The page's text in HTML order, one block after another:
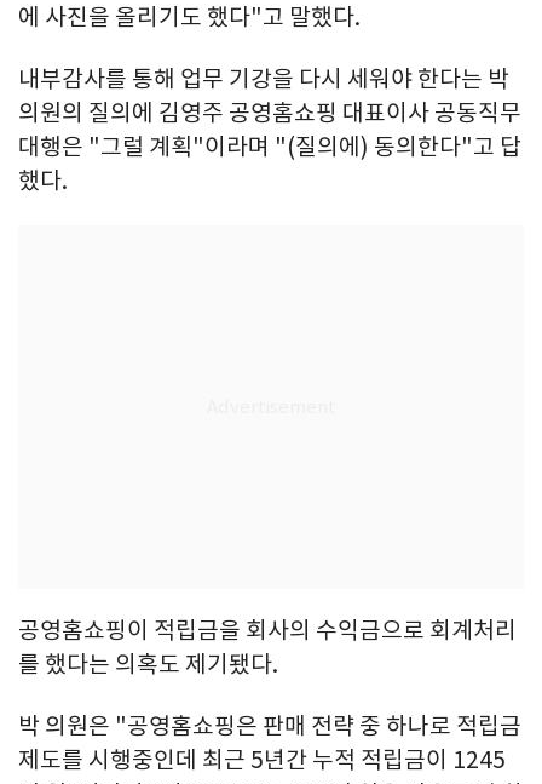
에 사진을 올리기도 했다"고 말했다.
내부감사를 통해 업무 기강을 다시 세워야 한다는 박
의원의 질의에 김영주 공영홈쇼핑 대표이사 공동직무
대행은 "그럴 계획"이라며 "(질의에) 동의한다"고 답
했다.
공영홈쇼핑이 적립금을 회사의 수익금으로 회계처리
를 했다는 의혹도 제기됐다.
박 의원은 "공영홈쇼핑은 판매 전략 중 하나로 적립금
제도를 시행중인데 최근 5년간 누적 적립금이 1245